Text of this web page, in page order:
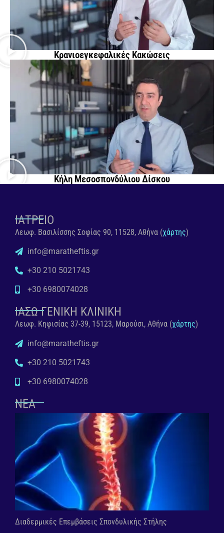
Κρανιοεγκεφαλικές Κακώσεις
Κήλη Μεσοσπονδύλιου Δίσκου
ΙΑΤΡΕΙΟ
Λεωφ. Βασιλίσσης Σοφίας 90, 11528, Αθήνα (χάρτης)
info@maratheftis.gr
+30 210 5021743
+30 6980074028
ΙΑΣΩ ΓΕΝΙΚΗ ΚΛΙΝΙΚΗ
Λεωφ. Κηφισίας 37-39, 15123, Μαρούσι, Αθήνα (χάρτης)
info@maratheftis.gr
+30 210 5021743
+30 6980074028
ΝΕΑ
Διαδερμικές Επεμβάσεις Σπονδυλικής Στήλης